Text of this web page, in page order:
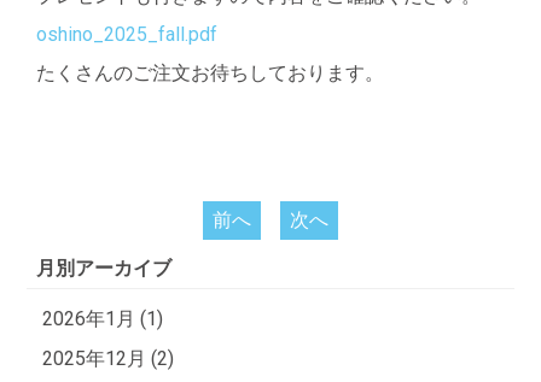
oshino_2025_fall.pdf
たくさんのご注文お待ちしております。
前へ 次へ
月別アーカイブ
2026年1月 (1)
2025年12月 (2)